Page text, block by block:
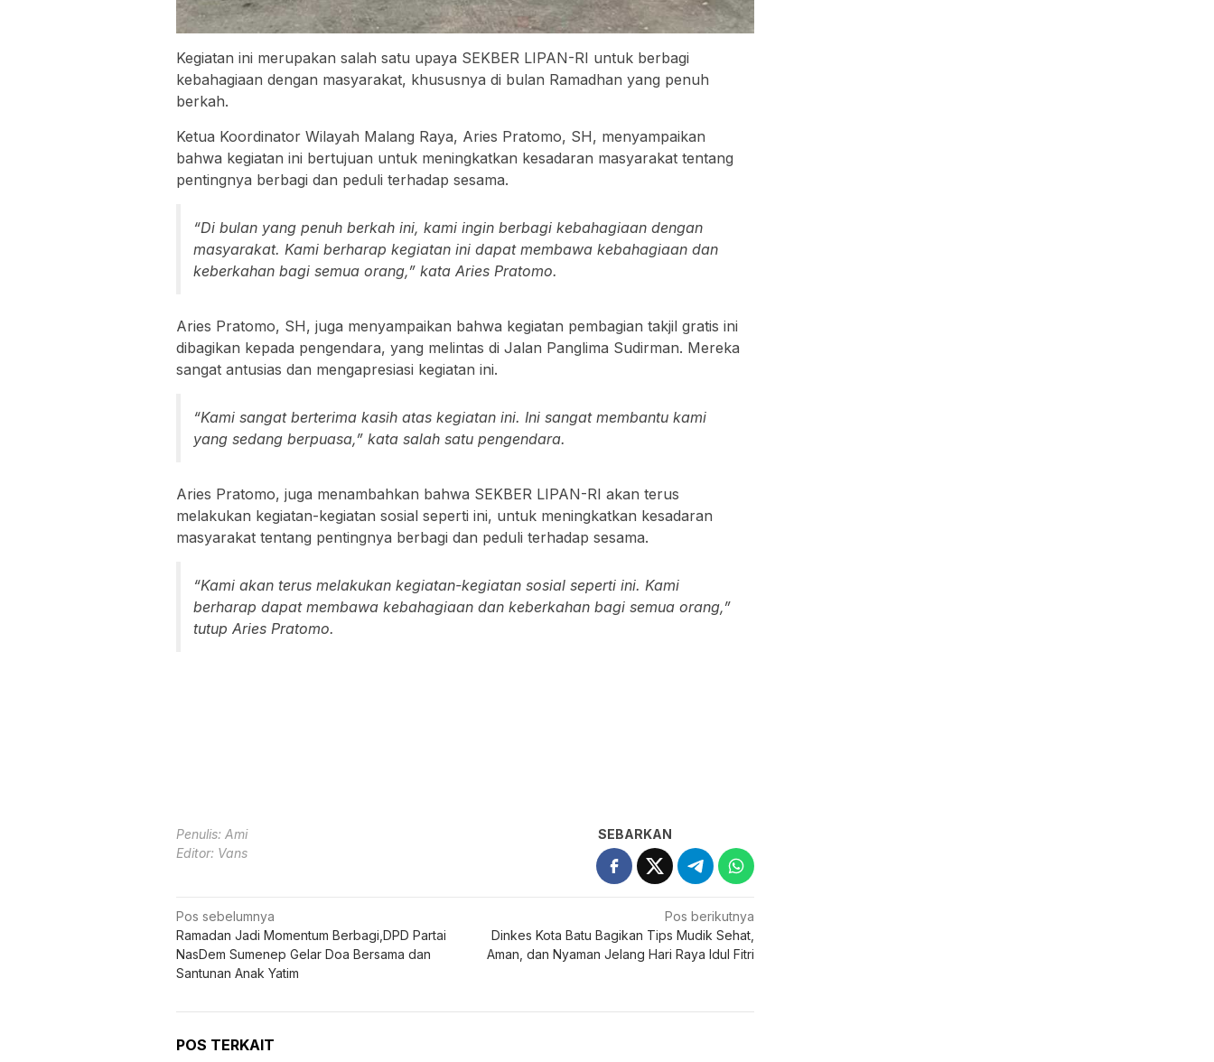
Kegiatan ini merupakan salah satu upaya SEKBER LIPAN-RI untuk berbagi
kebahagiaan dengan masyarakat, khususnya di bulan Ramadhan yang penuh
berkah.
Ketua Koordinator Wilayah Malang Raya, Aries Pratomo, SH, menyampaikan
bahwa kegiatan ini bertujuan untuk meningkatkan kesadaran masyarakat tentang
pentingnya berbagi dan peduli terhadap sesama.
“Di bulan yang penuh berkah ini, kami ingin berbagi kebahagiaan dengan
masyarakat. Kami berharap kegiatan ini dapat membawa kebahagiaan dan
keberkahan bagi semua orang,” kata Aries Pratomo.
Aries Pratomo, SH, juga menyampaikan bahwa kegiatan pembagian takjil gratis ini
dibagikan kepada pengendara, yang melintas di Jalan Panglima Sudirman. Mereka
sangat antusias dan mengapresiasi kegiatan ini.
“Kami sangat berterima kasih atas kegiatan ini. Ini sangat membantu kami
yang sedang berpuasa,” kata salah satu pengendara.
Aries Pratomo, juga menambahkan bahwa SEKBER LIPAN-RI akan terus
melakukan kegiatan-kegiatan sosial seperti ini, untuk meningkatkan kesadaran
masyarakat tentang pentingnya berbagi dan peduli terhadap sesama.
“Kami akan terus melakukan kegiatan-kegiatan sosial seperti ini. Kami
berharap dapat membawa kebahagiaan dan keberkahan bagi semua orang,”
tutup Aries Pratomo.
pos
NasDem Sumenep Gelar Doa Bersama dan
Santunan Anak Yatim
Aman, dan Nyaman Jelang Hari Raya Idul Fitri
POS TERKAIT